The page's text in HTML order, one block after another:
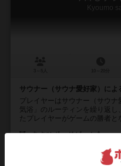
Kyoumo
サウナー（サウナ愛好家）によ
プレイヤーはサウナー（サウ
気浴」のルーティンを繰り返し
たプレイヤーがゲームの勝者と
あさひボードゲーム会
あさひボードゲーム会（